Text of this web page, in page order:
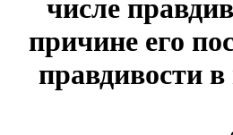
числе
причине его
правдивости